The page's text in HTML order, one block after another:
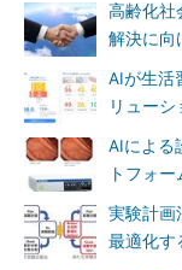
高齢化社
解決に向
AIが生活
リューシ
AIによる
トフォ
実験計画
最適化す